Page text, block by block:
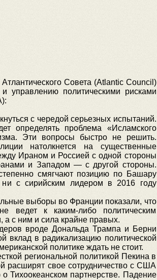
Совета (Atlantic Council)
управлению политическими рисками
с чередой серьезных испытаний.
определять проблема «Исламского
Эти вопросы быстро не решить.
натолкнется на существенные
Ираном и Россией с одной стороны
и Западом — с другой стороны.
смягчают позицию по Башару
с сирийским лидером в 2016 году
выборы во Франции показали, что
ведет к каким-либо политическим
с ним и сила крайне правых.
вроде Дональда Трампа и Берни
вклад в радикализацию политической
политике ждать не стоит.
региональной политикой Пекина в
расширят свое сотрудничество с США
Тихоокеанском партнерстве. Падение